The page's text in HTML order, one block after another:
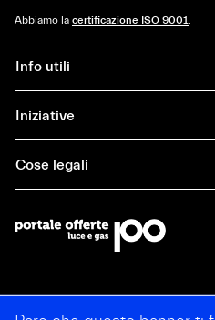
Abbiamo la certificazione ISO 9001.
Info utili
Iniziative
Cose legali